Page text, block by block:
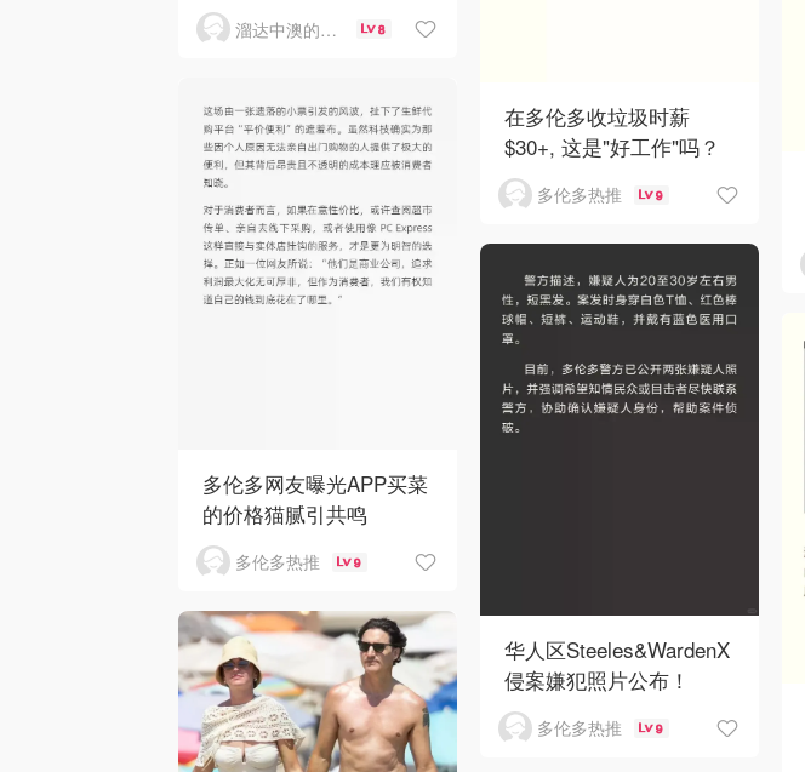
溜达中澳的王公子 8
在多伦多收垃圾时薪
$30+, 这是"好工作"吗？
多伦多热推 9
多伦多网友曝光APP买菜
的价格猫腻引共鸣
多伦多热推 9
华人区Steeles&WardenX
侵案嫌犯照片公布！
多伦多热推 9